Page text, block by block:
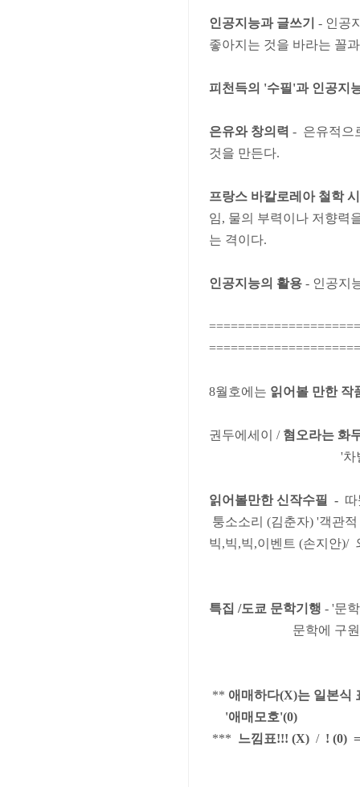
인공지능과 글쓰기 - 인공
좋아지는 것을 바라는 꼴
피천득의 '수필'과 인공지
은유와 창의력 - 은유적으
것을 만든다.
프랑스 바칼로레아 철학
임, 물의 부력이나 저향력
는 격이다.
인공지능의 활용 - 인공지
8월호에는 읽어볼 만한 작
권두에세이 / 혐오라는 화
'차별전문가',
읽어볼만한 신작수필 -
퉁소소리 (김춘자) '객관
빅,빅,빅,이벤트 (손지안)/
특집 /도쿄 문학기행 - '문
문학에 구원이
** 애매하다(X)는 일본식
'애매모호'(0)
*** 느낌표!!! (X) / ! (0)